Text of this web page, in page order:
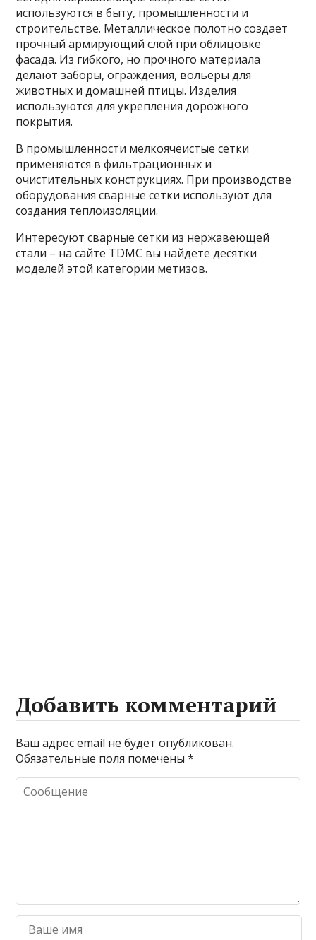
используются в быту, промышленности и
строительстве. Металлическое полотно создает
прочный армирующий слой при облицовке
фасада. Из гибкого, но прочного материала
делают заборы, ограждения, вольеры для
животных и домашней птицы. Изделия
используются для укрепления дорожного
покрытия.
В промышленности мелкоячеистые сетки
применяются в фильтрационных и
очистительных конструкциях. При производстве
оборудования сварные сетки используют для
создания теплоизоляции.
Интересуют сварные сетки из нержавеющей
стали – на сайте TDMC вы найдете десятки
моделей этой категории метизов.
Добавить комментарий
Ваш адрес email не будет опубликован.
Обязательные поля помечены*